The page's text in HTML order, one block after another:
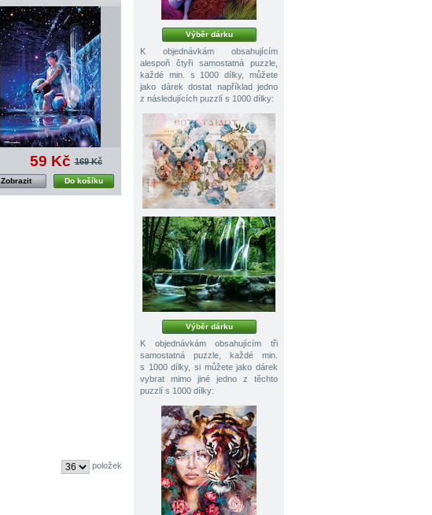
59 Kč 169 Kč
Do košíku
Zobrazit
položek
Výběr dárku
K objednávkám obsahujícím
alespoň čtyři samostatná puzzle,
každé min. s 1000 dílky, můžete
jako dárek dostat například jedno
z následujících puzzlí s 1000 dílky:
Výběr dárku
K objednávkám obsahujícím tři
samostatná puzzle, každé min.
s 1000 dílky, si můžete jako dárek
vybrat mimo jiné jedno z těchto
puzzlí s 1000 dílky: